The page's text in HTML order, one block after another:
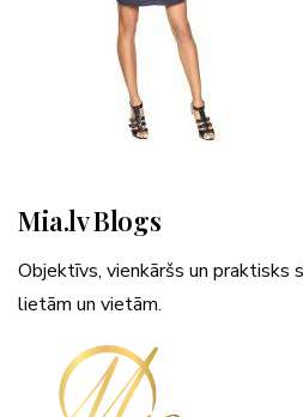
Mia.lv Blogs
Objektīvs, vienkāršs un praktisks
lietām un vietām.